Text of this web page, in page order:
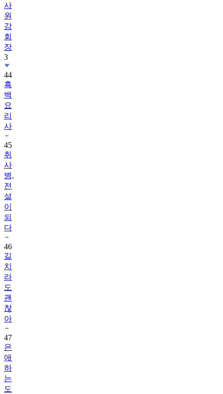
사
원
강
회
장
3
44
흑
백
요
리
사
45
취
사
병,
전
설
이
되
다
46
길
치
라
도
괜
찮
아
47
은
애
하
는
도